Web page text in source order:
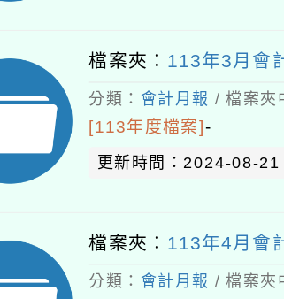
檔案夾： 113年3月會
分類： 會計月報 / 檔案夾
[113年度檔案]-
更新時間：2024-08-
檔案夾： 113年4月會
分類： 會計月報 / 檔案夾